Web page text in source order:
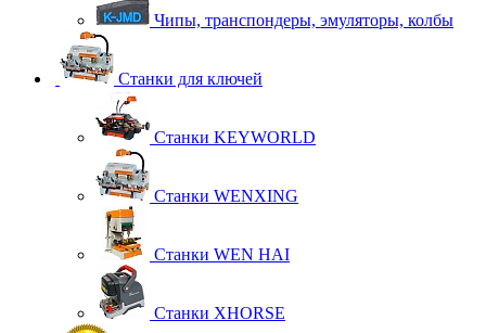
Чипы, транспондеры, эмуляторы, колбы
Станки для ключей
Станки KEYWORLD
Станки WENXING
Станки WEN HAI
Станки XHORSE